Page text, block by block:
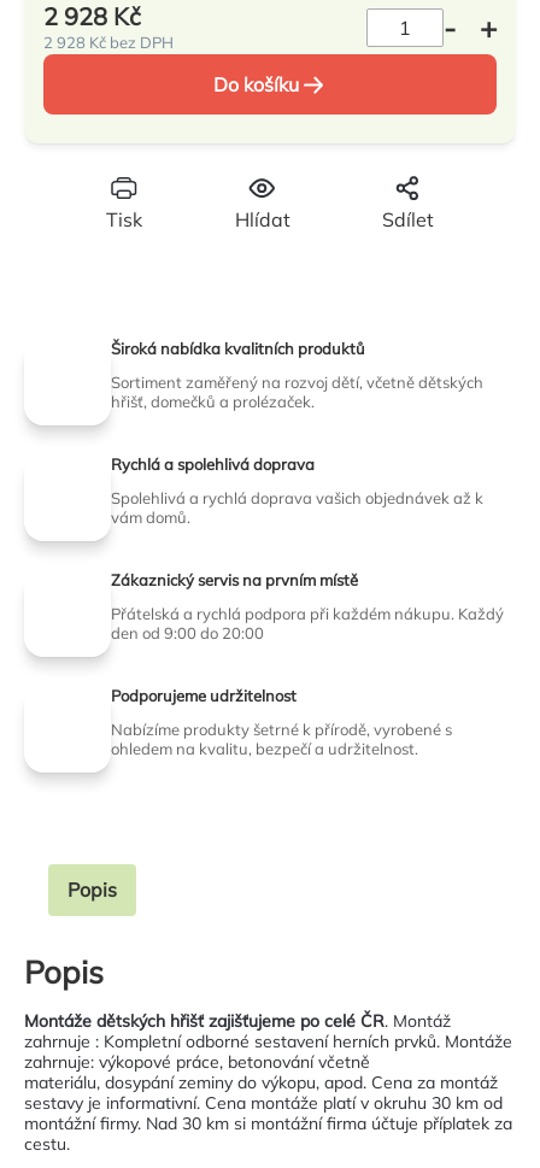
hvězdiček.
Tisk Hlídat Sdílet
2 928 Kč
2 928 Kč bez DPH
Měrná
cena:
Do košíku
Široká nabídka kvalitních produktů
Sortiment zaměřený na rozvoj dětí, včetně dětských
hřišť, domečků a prolézaček.
Rychlá a spolehlivá doprava
Spolehlivá a rychlá doprava vašich objednávek až k
vám domů.
Zákaznický servis na prvním místě
Přátelská a rychlá podpora při každém nákupu. Každý
den od 9:00 do 20:00
Podporujeme udržitelnost
Nabízíme produkty šetrné k přírodě, vyrobené s
ohledem na kvalitu, bezpečí a udržitelnost.
Popis
Popis
Montáže dětských hřišť zajišťujeme po celé ČR. Montáž
zahrnuje : Kompletní odborné sestavení herních prvků. Montáže
zahrnuje: výkopové práce, betonování včetně
materiálu, dosypání zeminy do výkopu, apod. Cena za montáž
sestavy je informativní. Cena montáže platí v okruhu 30 km od
montážní firmy. Nad 30 km si montážní firma účtuje příplatek za
cestu.